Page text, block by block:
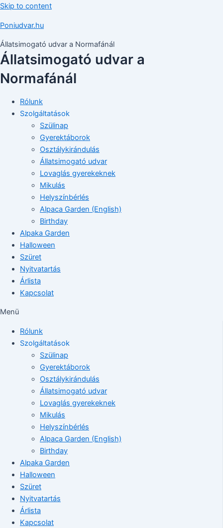
Skip to content
Poniudvar.hu
Állatsimogató udvar a Normafánál
Állatsimogató udvar a
Normafánál
Rólunk
Szolgáltatások
Szülinap
Gyerektáborok
Osztálykirándulás
Állatsimogató udvar
Lovaglás gyerekeknek
Mikulás
Helyszínbérlés
Alpaca Garden (English)
Birthday
Alpaka Garden
Halloween
Szüret
Nyitvatartás
Árlista
Kapcsolat
Menü
Rólunk
Szolgáltatások
Szülinap
Gyerektáborok
Osztálykirándulás
Állatsimogató udvar
Lovaglás gyerekeknek
Mikulás
Helyszínbérlés
Alpaca Garden (English)
Birthday
Alpaka Garden
Halloween
Szüret
Nyitvatartás
Árlista
Kapcsolat